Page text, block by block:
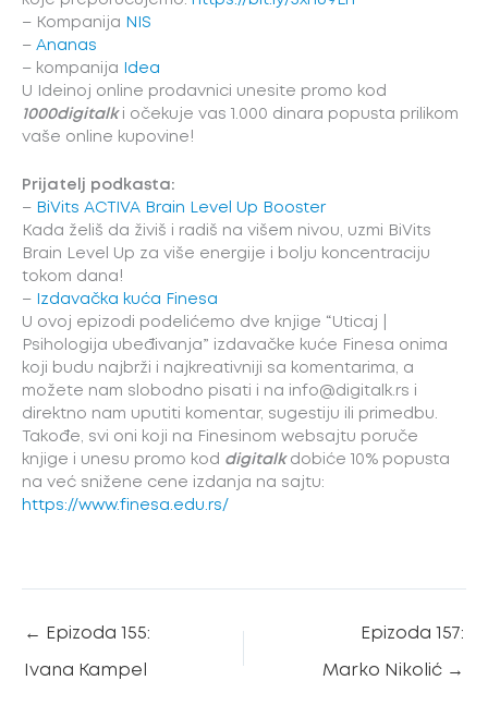
– Kompanija NIS
– Ananas
– kompanija
Idea
U Ideinoj online prodavnici unesite promo kod
1000digitalk i očekuje vas 1.000 dinara popusta prilikom
vaše online kupovine!
Prijatelj podkasta:
– BiVits ACTIVA Brain Level Up Booster
Kada želiš da živiš i radiš na višem nivou, uzmi BiVits
Brain Level Up za više energije i bolju koncentraciju
tokom dana!
–
Izdavačka kuća Finesa
U ovoj epizodi podelićemo dve knjige “Uticaj |
Psihologija ubeđivanja” izdavačke kuće Finesa onima
koji budu najbrži i najkreativniji sa komentarima, a
možete nam slobodno pisati i na info@digitalk.rs i
direktno nam uputiti komentar, sugestiju ili primedbu.
Takođe, svi oni koji na Finesinom websajtu poruče
knjige i unesu promo kod digitalkdobiće 10% popusta
na već snižene cene izdanja na sajtu:
https://www.finesa.edu.rs/
← Epizoda 155:
Ivana Kampel
Epizoda 157:
Marko Nikolić →